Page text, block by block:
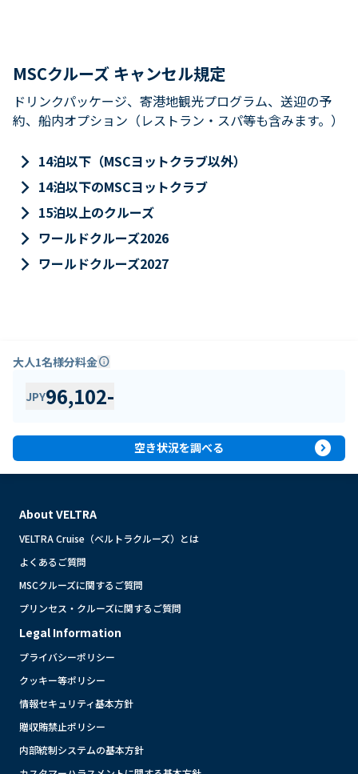
MSCクルーズ キャンセル規定
ドリンクパッケージ、寄港地観光プログラム、送迎の予
約、船内オプション（レストラン・スパ等も含みます。）
keyboard_arrow_right 14泊以下（MSCヨットクラブ以外）
keyboard_arrow_right 14泊以下のMSCヨットクラブ
keyboard_arrow_right 15泊以上のクルーズ
keyboard_arrow_right ワールドクルーズ2026
keyboard_arrow_right ワールドクルーズ2027
大人1名様分料金info
JPY96,102-
空き状況を調べる expand_circle_right
About VELTRA
VELTRA Cruise（ベルトラクルーズ）とは
よくあるご質問
MSCクルーズに関するご質問
プリンセス・クルーズに関するご質問
Legal Information
プライバシーポリシー
クッキー等ポリシー
情報セキュリティ基本方針
贈収賄禁止ポリシー
内部統制システムの基本方針